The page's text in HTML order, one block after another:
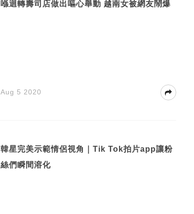
喺迴轉壽司店做出嘔心舉動 越南女被網友鬧爆
Aug 5 2020
韓星完美示範情侶視角｜Tik Tok拍片app讓粉
絲們瞬間溶化